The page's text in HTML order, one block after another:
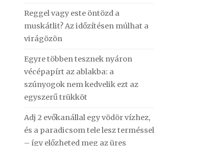
Reggel vagy este öntözd a
muskátlit? Az időzítésen múlhat a
virágözön
Egyre többen tesznek nyáron
vécépapírt az ablakba: a
szúnyogok nem kedvelik ezt az
egyszerű trükköt
Adj 2 evőkanállal egy vödör vízhez,
és a paradicsom tele lesz terméssel
– így előzheted meg az üres